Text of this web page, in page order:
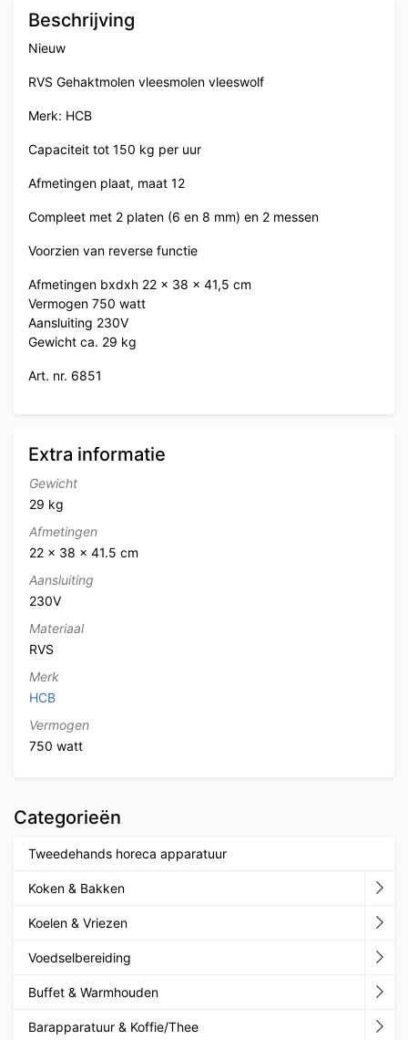
Beschrijving
Nieuw
RVS Gehaktmolen vleesmolen vleeswolf
Merk: HCB
Capaciteit tot 150 kg per uur
Afmetingen plaat, maat 12
Compleet met 2 platen (6 en 8 mm) en 2 messen
Voorzien van reverse functie
Afmetingen bxdxh 22 x 38 x 41,5 cm
Vermogen 750 watt
Aansluiting 230V
Gewicht ca. 29 kg
Art. nr. 6851
Extra informatie
Gewicht
29 kg
Afmetingen
22 × 38 × 41.5 cm
Aansluiting
230V
Materiaal
RVS
Merk
HCB
Vermogen
750 watt
Categorieën
Tweedehands horeca apparatuur
Koken & Bakken
Koelen & Vriezen
Voedselbereiding
Buffet & Warmhouden
Barapparatuur & Koffie/Thee